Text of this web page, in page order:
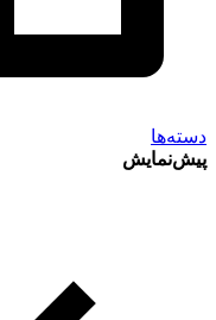
دسته‌ها
پیش‌نمایش